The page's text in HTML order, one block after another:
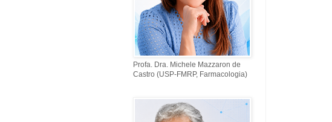
Profa. Dra. Michele Mazzaron de
Castro (USP-FMRP, Farmacologia)